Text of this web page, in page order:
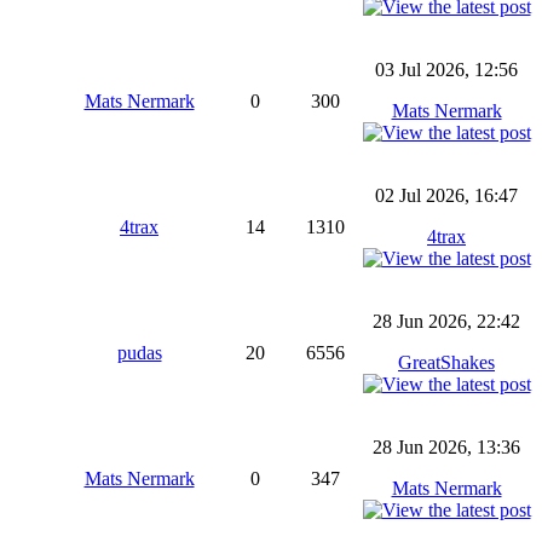
Mats Nermark 0 300
03 Jul 2026, 12:56
Mats Nermark
4trax 14 1310
02 Jul 2026, 16:47
4trax
pudas 20 6556
28 Jun 2026, 22:42
GreatShakes
Mats Nermark 0 347
28 Jun 2026, 13:36
Mats Nermark